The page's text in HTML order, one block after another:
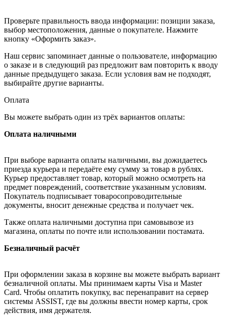
Проверьте правильность ввода информации: позиции заказа,
выбор местоположения, данные о покупателе. Нажмите
кнопку «Оформить заказ».
Наш сервис запоминает данные о пользователе, информацию
о заказе и в следующий раз предложит вам повторить к вводу
данные предыдущего заказа. Если условия вам не подходят,
выбирайте другие варианты.
Оплата
Вы можете выбрать один из трёх вариантов оплаты:
Оплата наличными
При выборе варианта оплаты наличными, вы дожидаетесь
приезда курьера и передаёте ему сумму за товар в рублях.
Курьер предоставляет товар, который можно осмотреть на
предмет повреждений, соответствие указанным условиям.
Покупатель подписывает товаросопроводительные
документы, вносит денежные средства и получает чек.
Также оплата наличными доступна при самовывозе из
магазина, оплаты по почте или использовании постамата.
Безналичный расчёт
При оформлении заказа в корзине вы можете выбрать вариант
безналичной оплаты. Мы принимаем карты Visa и Master
Card. Чтобы оплатить покупку, вас перенаправит на сервер
системы ASSIST, где вы должны ввести номер карты, срок
действия, имя держателя.